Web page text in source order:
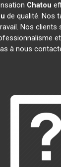
Chatou
de qualité. Nos
Nos
à nous